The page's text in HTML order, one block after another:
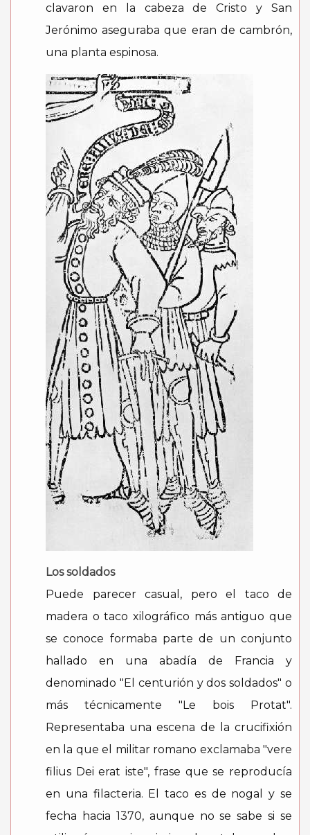
clavaron en la cabeza de Cristo y San
Jerónimo aseguraba que eran de cambrón,
una planta espinosa.
Los soldados
Puede parecer casual, pero el taco de
madera o taco xilográfico más antiguo que
se conoce formaba parte de un conjunto
hallado en una abadía de Francia y
denominado "El centurión y dos soldados" o
más técnicamente "Le bois Protat".
Representaba una escena de la crucifixión
en la que el militar romano exclamaba "vere
filius Dei erat iste", frase que se reproducía
en una filacteria. El taco es de nogal y se
fecha hacia 1370, aunque no se sabe si se